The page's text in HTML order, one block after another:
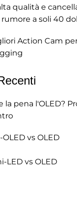
qualità e
a soli 40
Action Cam
la pena l'OLED?
OLED vs OLED
LED vs OLED